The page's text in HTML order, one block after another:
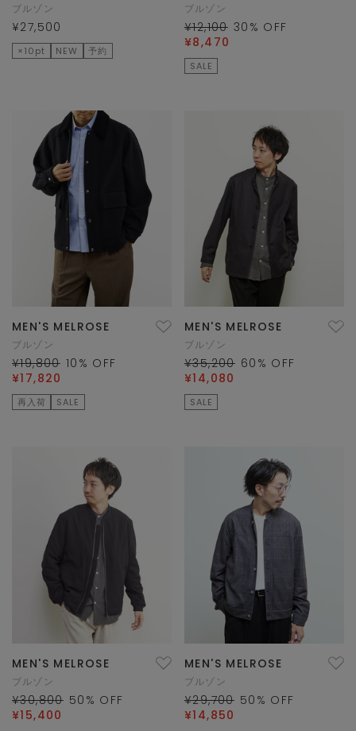
ブルゾン
¥27,500
×10pt NEW 予約
ブルゾン
¥12,100 30 % OFF
¥8,470
SALE
MEN'S MELROSE
ブルゾン
¥19,800 10 % OFF
¥17,820
再入荷 SALE
MEN'S MELROSE
ブルゾン
¥35,200 60 % OFF
¥14,080
SALE
MEN'S MELROSE
ブルゾン
¥30,800 50 % OFF
¥15,400
MEN'S MELROSE
ブルゾン
¥29,700 50 % OFF
¥14,850